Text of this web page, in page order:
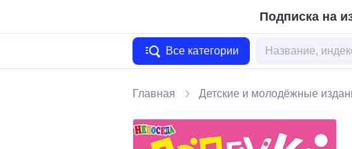
Подписка на
Все категории
Главная Детские и молодёжные